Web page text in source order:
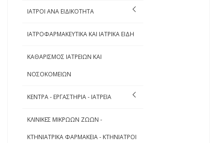
ΙΑΤΡΟΙ ΑΝΑ ΕΙΔΙΚΟΤΗΤΑ
ΙΑΤΡΟΦΑΡΜΑΚΕΥΤΙΚΑ ΚΑΙ ΙΑΤΡΙΚΑ ΕΙΔΗ
ΚΑΘΑΡΙΣΜΟΣ ΙΑΤΡΕΙΩΝ ΚΑΙ
ΝΟΣΟΚΟΜΕΙΩΝ
ΚΕΝΤΡΑ - ΕΡΓΑΣΤΗΡΙΑ - ΙΑΤΡΕΙΑ
ΚΛΙΝΙΚΕΣ ΜΙΚΡΩΩΝ ΖΩΩΝ -
ΚΤΗΝΙΑΤΡΙΚΑ ΦΑΡΜΑΚΕΙΑ - ΚΤΗΝΙΑΤΡΟΙ